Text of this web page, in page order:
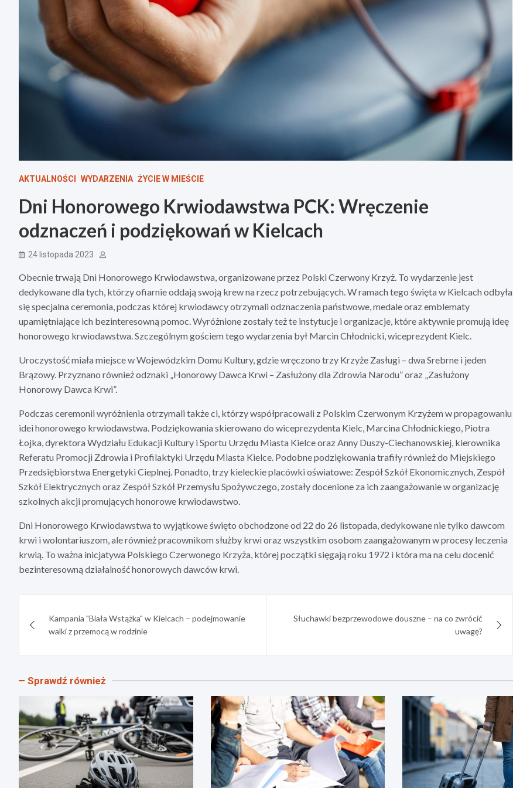
AKTUALNOŚCI WYDARZENIA ŻYCIE W MIEŚCIE
Dni Honorowego Krwiodawstwa PCK: Wręczenie
odznaczeń i podziękowań w Kielcach
24 listopada 2023
Obecnie trwają Dni Honorowego Krwiodawstwa, organizowane przez Polski Czerwony Krzyż. To wydarzenie jest
dedykowane dla tych, którzy ofiarnie oddają swoją krew na rzecz potrzebujących. W ramach tego święta w Kielcach odbyła
się specjalna ceremonia, podczas której krwiodawcy otrzymali odznaczenia państwowe, medale oraz emblematy
upamiętniające ich bezinteresowną pomoc. Wyróżnione zostały też te instytucje i organizacje, które aktywnie promują ideę
honorowego krwiodawstwa. Szczególnym gościem tego wydarzenia był Marcin Chłodnicki, wiceprezydent Kielc.
Uroczystość miała miejsce w Wojewódzkim Domu Kultury, gdzie wręczono trzy Krzyże Zasługi – dwa Srebrne i jeden
Brązowy. Przyznano również odznaki „Honorowy Dawca Krwi – Zasłużony dla Zdrowia Narodu” oraz „Zasłużony
Honorowy Dawca Krwi”.
Podczas ceremonii wyróżnienia otrzymali także ci, którzy współpracowali z Polskim Czerwonym Krzyżem w propagowaniu
idei honorowego krwiodawstwa. Podziękowania skierowano do wiceprezydenta Kielc, Marcina Chłodnickiego, Piotra
Łojka, dyrektora Wydziału Edukacji Kultury i Sportu Urzędu Miasta Kielce oraz Anny Duszy-Ciechanowskiej, kierownika
Referatu Promocji Zdrowia i Profilaktyki Urzędu Miasta Kielce. Podobne podziękowania trafiły również do Miejskiego
Przedsiębiorstwa Energetyki Cieplnej. Ponadto, trzy kieleckie placówki oświatowe: Zespół Szkół Ekonomicznych, Zespół
Szkół Elektrycznych oraz Zespół Szkół Przemysłu Spożywczego, zostały docenione za ich zaangażowanie w organizację
szkolnych akcji promujących honorowe krwiodawstwo.
Dni Honorowego Krwiodawstwa to wyjątkowe święto obchodzone od 22 do 26 listopada, dedykowane nie tylko dawcom
krwi i wolontariuszom, ale również pracownikom służby krwi oraz wszystkim osobom zaangażowanym w procesy leczenia
krwią. To ważna inicjatywa Polskiego Czerwonego Krzyża, której początki sięgają roku 1972 i która ma na celu docenić
bezinteresowną działalność honorowych dawców krwi.
wpisuKampania "Biała Wstążka" w Kielcach – podejmowanie
walki z przemocą w rodzinie
Słuchawki bezprzewodowe douszne – na co zwrócić
uwagę?
Sprawdź również